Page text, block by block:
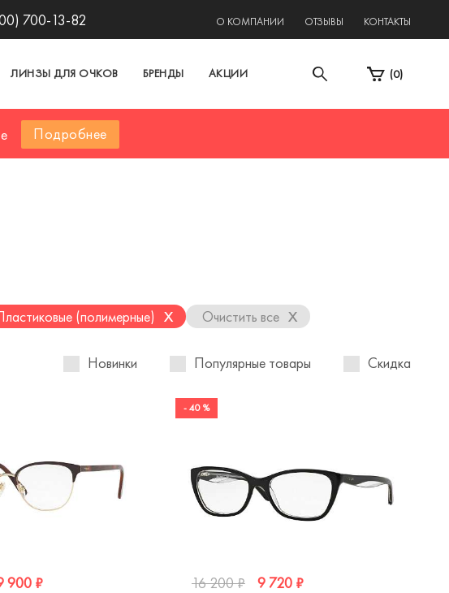
700-13-82 О КОМПАНИИ ОТЗЫВЫ КОНТАКТЫ
ЛИНЗЫ ДЛЯ ОЧКОВ БРЕНДЫ АКЦИИ (0)
Подробнее
(полимерные) x Очистить все x
Новинки Популярные товары Скидка
900 ₽
- 40 %
16 200 ₽
9 720 ₽